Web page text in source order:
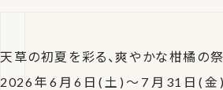
天草の初夏を彩る、爽やかな柑橘の祭
2026年6月6日(土)〜7月31日(金)